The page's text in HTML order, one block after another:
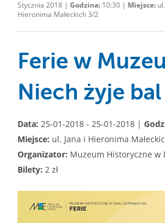
Stycznia 2018 | Godzina: 10:30 | Miejsce:
Hieronima Małeckich 3/2
Ferie w
Niech żyje bal
Data: 25-01-2018 - 25-01-2018 |
Miejsce: ul. Jana i Hieronima
Organizator: Muzeum Historyczne w
Bilety: 2 zł